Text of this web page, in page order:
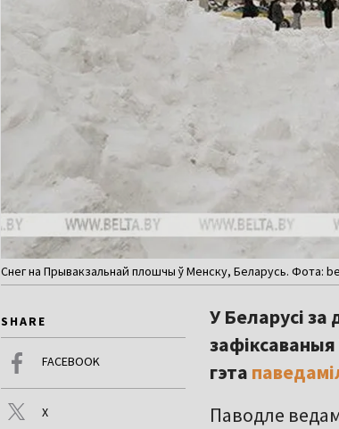
Снег на Прывакзальнай плошчы ў Менску, Беларусь. Фота:
SHARE
FACEBOOK
X
У Беларусі
гэта
Паводле